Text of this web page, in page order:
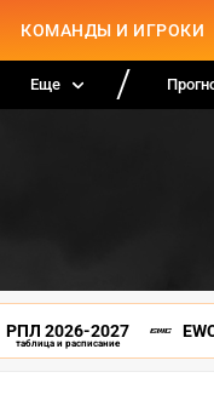
КОМАНДЫ И ИГРОКИ
Еще
РПЛ 2026-2027
таблица и расписание